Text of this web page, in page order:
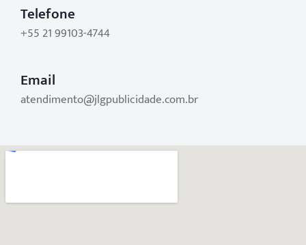
Telefone
+55 21 99103-4744
Email
atendimento@jlgpublicidade.com.br